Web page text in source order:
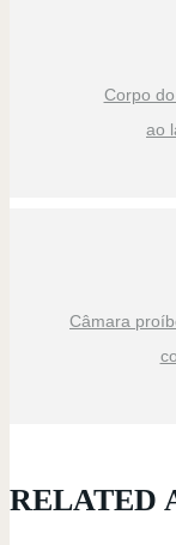
Corpo
ao
Câmara
RELATED